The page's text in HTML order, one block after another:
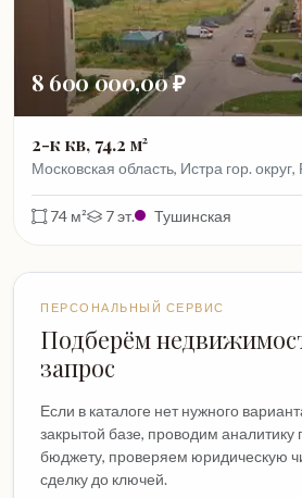
8 600 000,00 ₽
2-к кв, 74.2 м²
Московская область, Истра гор.
74 м² 7 эт. Тушинская
ПЕРСОНАЛЬНЫЙ СЕРВИС
Подберём
запрос
Если в каталоге нет нужного
закрытой базе, проводим аналитику
бюджету, проверяем юридическую
сделку до ключей.